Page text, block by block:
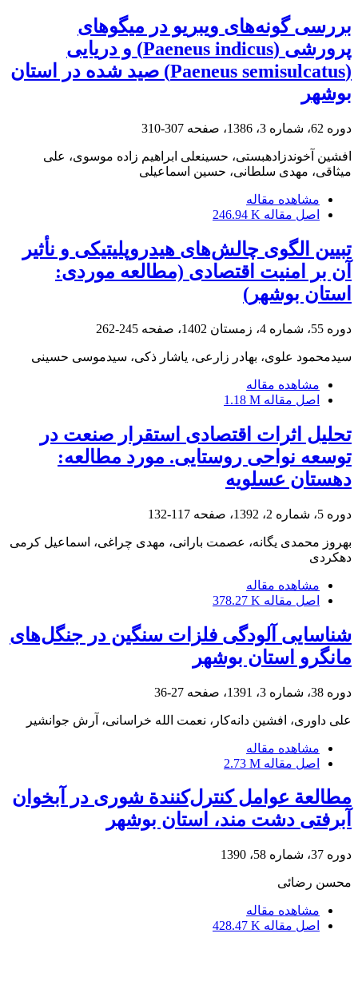
بررسی گونه‌های ویبریو‌ ‌در میگو‌های
پرورشی (‌Paeneus indicus) و دریایی
‌(‌Paeneus semisulcatus) صید شده در استان
بوشهر
دوره 62، شماره 3، 1386، صفحه 307-310
افشین آخوندزادهبستی، حسینعلی ابراهیم زاده موسوی، علی
میثاقی، مهدی سلطانی، حسین اسماعیلی
مشاهده مقاله
اصل مقاله 246.94 K
تبیین الگوی چالش‌های هیدروپلیتیکی و نأثیر
آن بر امنیت اقتصادی (مطالعه موردی:
استان بوشهر)
دوره 55، شماره 4، زمستان 1402، صفحه 245-262
سیدمحمود علوی، بهادر زارعی، یاشار ذکی، سیدموسی حسینی
مشاهده مقاله
اصل مقاله 1.18 M
تحلیل اثرات اقتصادی استقرار صنعت در
توسعه نواحی روستایی. مورد مطالعه:
دهستان عسلویه
دوره 5، شماره 2، 1392، صفحه 117-132
بهروز محمدی یگانه، عصمت بارانی، مهدی چراغی، اسماعیل کرمی
دهکردی
مشاهده مقاله
اصل مقاله 378.27 K
شناسایی آلودگی فلزات سنگین در جنگل‌های
مانگرو استان بوشهر
دوره 38، شماره 3، 1391، صفحه 27-36
علی داوری، افشین دانه‌کار، نعمت الله خراسانی، آرش جوانشیر
مشاهده مقاله
اصل مقاله 2.73 M
مطالعة عوامل کنترل‌کنندة شوری در آبخوان
آبرفتی دشت مند، استان بوشهر
دوره 37، شماره 58، 1390
محسن رضائی
مشاهده مقاله
اصل مقاله 428.47 K